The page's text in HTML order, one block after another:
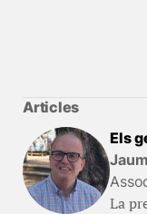
Articles
Els
La